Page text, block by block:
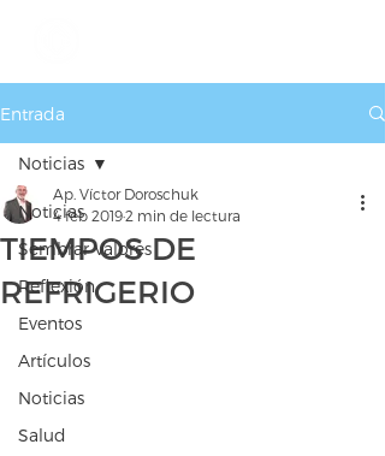
Entrada
Noticias
Sembrar Valores
Reflexión
Eventos
Artículos
Noticias
Salud
Noticias
TIEMPOS DE
REFRIGERIO
Ap. Víctor Doroschuk
4 feb 20192 min de lectura